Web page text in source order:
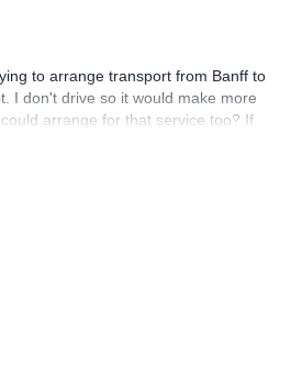
to arrange transport from Banff to
I don't drive so it would make more
arrange for that service too? If